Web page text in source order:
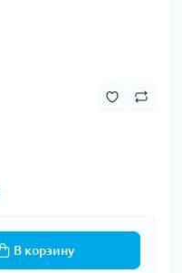
В корзину